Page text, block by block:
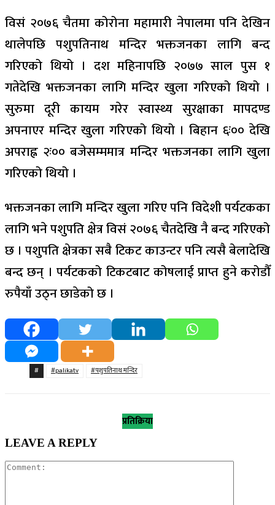
विसं २०७६ चैतमा कोरोना महामारी नेपालमा पनि देखिन
थालेपछि पशुपतिनाथ मन्दिर भक्तजनका लागि बन्द
गरिएको थियो । दश महिनापछि २०७७ साल पुस १
गतेदेखि भक्तजनका लागि मन्दिर खुला गरिएको थियो ।
सुरुमा दूरी कायम गरेर स्वास्थ्य सुरक्षाका मापदण्ड
अपनाएर मन्दिर खुला गरिएको थियो । बिहान ६ः०० देखि
अपराह्न २ः०० बजेसम्ममात्र मन्दिर भक्तजनका लागि खुला
गरिएको थियो ।
भक्तजनका लागि मन्दिर खुला गरिए पनि विदेशी पर्यटकका
लागि भने पशुपति क्षेत्र विसं २०७६ चैतदेखि नै बन्द गरिएको
छ । पशुपति क्षेत्रका सबै टिकट काउन्टर पनि त्यसै बेलादेखि
बन्द छन् । पर्यटकको टिकटबाट कोषलाई प्राप्त हुने करोडौँ
रुपैयाँ उठ्न छाडेको छ ।
# #palikatv #पशुपतिनाथ मन्दिर
प्रतिक्रिया
LEAVE A REPLY